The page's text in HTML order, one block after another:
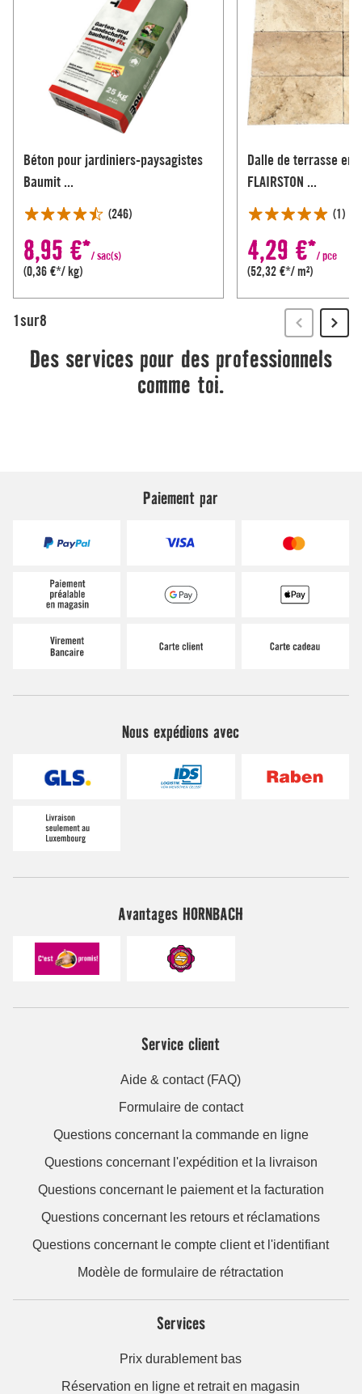
Paiement par
Nous expédions avec
Avantages HORNBACH
Service client
Aide & contact (FAQ)
Formulaire de contact
Questions concernant la commande en ligne
Questions concernant l'expédition et la livraison
Questions concernant le paiement et la facturation
Questions concernant les retours et réclamations
Questions concernant le compte client et l'identifiant
Modèle de formulaire de rétractation
Services
Prix durablement bas
Réservation en ligne et retrait en magasin